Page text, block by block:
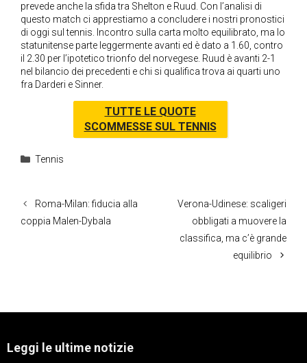
prevede anche la sfida tra Shelton e Ruud. Con l’analisi di
questo match ci apprestiamo a concludere i nostri pronostici
di oggi sul tennis. Incontro sulla carta molto equilibrato, ma lo
statunitense parte leggermente avanti ed è dato a 1.60, contro
il 2.30 per l’ipotetico trionfo del norvegese. Ruud è avanti 2-1
nel bilancio dei precedenti e chi si qualifica trova ai quarti uno
fra Darderi e Sinner.
TUTTE LE QUOTE
SCOMMESSE SUL TENNIS
Categorie
Tennis
Roma-Milan: fiducia alla
coppia Malen-Dybala
Verona-Udinese: scaligeri
obbligati a muovere la
classifica, ma c’è grande
equilibrio
Leggi le ultime notizie